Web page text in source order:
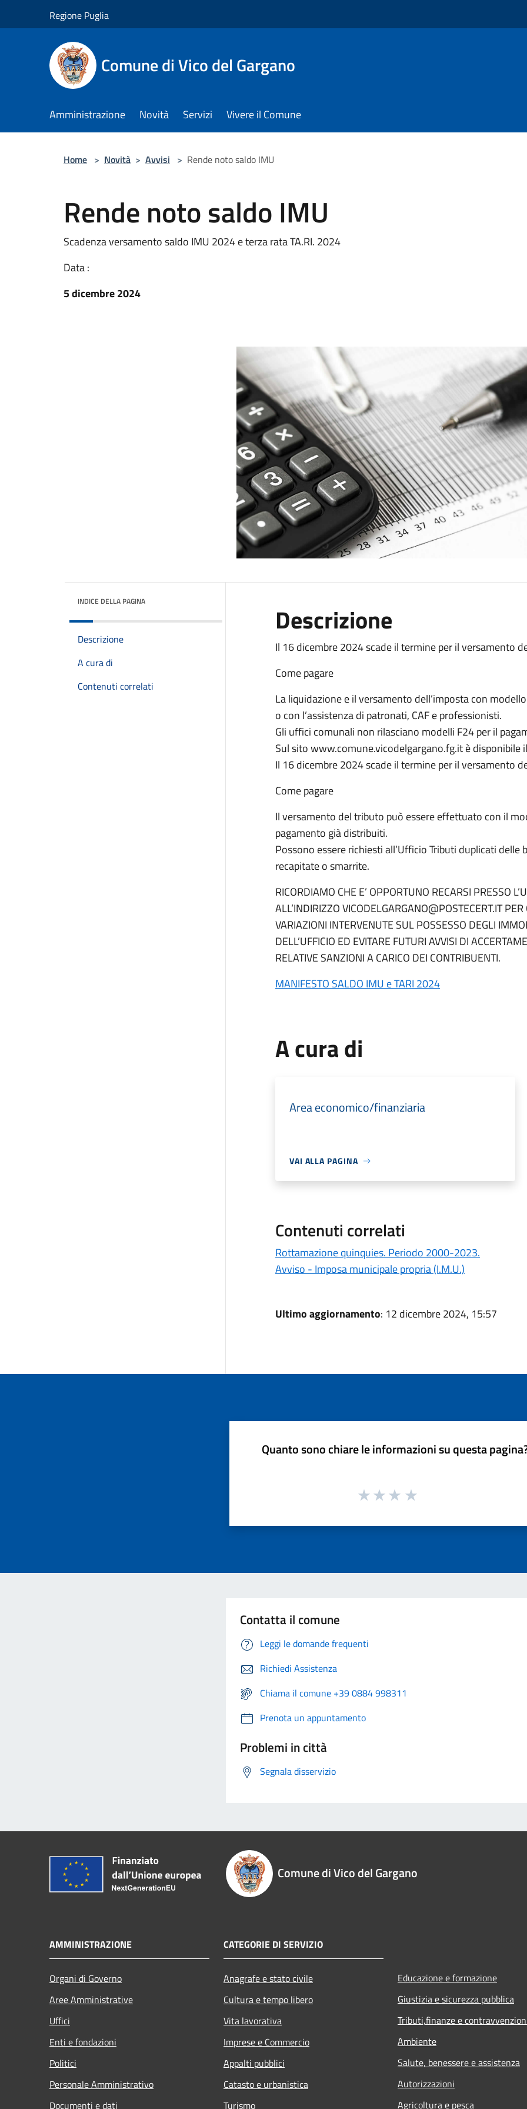
Regione Puglia
Comune di Vico del Gargano
Amministrazione Novità Servizi Vivere il Comune
Home > Novità > Avvisi > Rende noto saldo IMU
Rende noto saldo IMU
Scadenza versamento saldo IMU 2024 e terza rata TA.RI. 2024
Data :
5 dicembre 2024
INDICE DELLA PAGINA
Descrizione
A cura di
Contenuti correlati
Descrizione
Il 16 dicembre 2024 scade il termine per il versamento
Come pagare
La liquidazione e il versamento dell’imposta con
o con l’assistenza di patronati, CAF e professionisti.
Gli uffici comunali non rilasciano modelli F24 per il
Sul sito www.comune.vicodelgargano.fg.it è disponibile
Il 16 dicembre 2024 scade il termine per il versamento
Come pagare
Il versamento del tributo può essere effettuato con il
pagamento già distribuiti.
Possono essere richiesti all’Ufficio Tributi duplicati
recapitate o smarrite.
RICORDIAMO CHE E’ OPPORTUNO RECARSI PRESSO
ALL’INDIRIZZO VICODELGARGANO@POSTECERT.IT
VARIAZIONI INTERVENUTE SUL POSSESSO DEGLI
DELL’UFFICIO ED EVITARE FUTURI AVVISI DI
RELATIVE SANZIONI A CARICO DEI CONTRIBUENTI.
MANIFESTO SALDO IMU e TARI 2024
A cura di
Area economico/finanziaria
VAI ALLA PAGINA
Contenuti correlati
Rottamazione quinquies. Periodo 2000-2023.
Avviso - Imposa municipale propria (I.M.U.)
Ultimo aggiornamento: 12 dicembre 2024, 15:57
Quanto sono chiare le informazioni su questa
Contatta il comune
Leggi le domande frequenti
Richiedi Assistenza
Chiama il comune +39 0884 998311
Prenota un appuntamento
Problemi in città
Segnala disservizio
Comune di Vico del Gargano
AMMINISTRAZIONE
Organi di Governo
Aree Amministrative
Uffici
Enti e fondazioni
Politici
Personale Amministrativo
Documenti e dati
CATEGORIE DI SERVIZIO
Anagrafe e stato civile
Cultura e tempo libero
Vita lavorativa
Imprese e Commercio
Appalti pubblici
Catasto e urbanistica
Turismo
Educazione e formazione
Giustizia e sicurezza pubblica
Tributi,finanze e
Ambiente
Salute, benessere e assistenza
Autorizzazioni
Agricoltura e pesca